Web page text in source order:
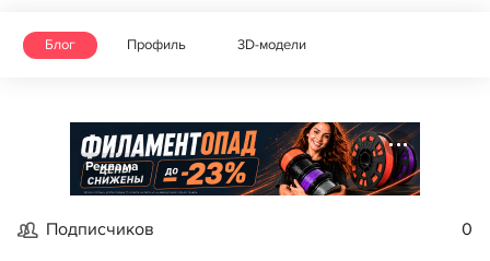
Блог Профиль 3D-модели
Реклама
Подписчиков 0